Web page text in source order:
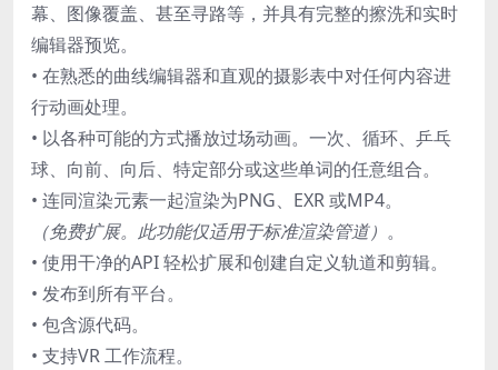
幕、图像覆盖、甚至寻路等，并具有完整的擦洗和实时
编辑器预览。
• 在熟悉的曲线编辑器和直观的摄影表中对任何内容进
行动画处理。
• 以各种可能的方式播放过场动画。一次、循环、乒乓
球、向前、向后、特定部分或这些单词的任意组合。
• 连同渲染元素一起渲染为PNG、EXR 或MP4。
（免费扩展。此功能仅适用于标准渲染管道） 。
• 使用干净的API 轻松扩展和创建自定义轨道和剪辑。
• 发布到所有平台。
• 包含源代码。
• 支持VR 工作流程。